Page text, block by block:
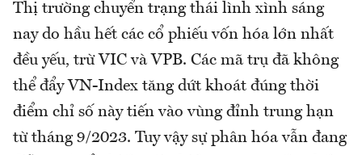
Thị trường chuyển trạng thái lình xình sáng
nay do hầu hết các cổ phiếu vốn hóa lớn nhất
đều yếu, trừ VIC và VPB. Các mã trụ đã không
thể đẩy VN-Index tăng dứt khoát đúng thời
điểm chỉ số này tiến vào vùng đỉnh trung hạn
từ tháng 9/2023. Tuy vậy sự phân hóa vẫn đang